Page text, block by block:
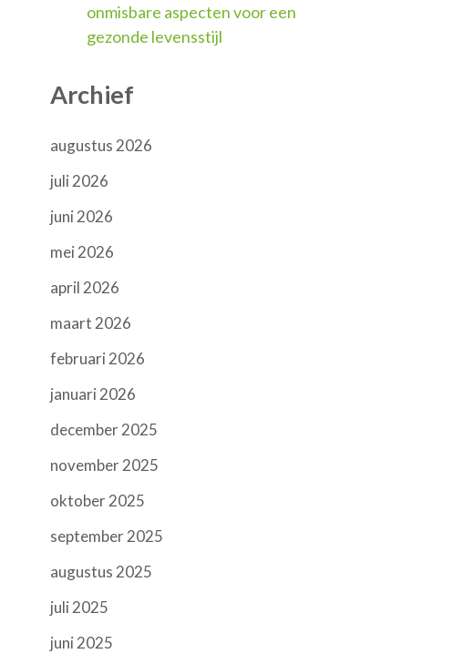
onmisbare aspecten voor een
gezonde levensstijl
Archief
augustus 2026
juli 2026
juni 2026
mei 2026
april 2026
maart 2026
februari 2026
januari 2026
december 2025
november 2025
oktober 2025
september 2025
augustus 2025
juli 2025
juni 2025